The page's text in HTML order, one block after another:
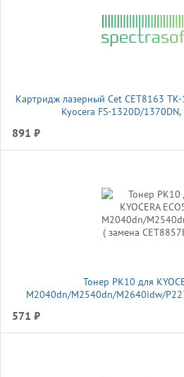
Картридж лазерный Cet CET8163
Kyocera FS-1320D/1370DN,
891 ₽
Тонер PK10 для
M2040dn/M2540dn/M2640idw/
571 ₽